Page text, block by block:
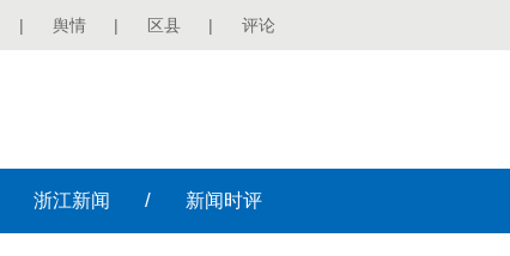
| 舆情 | 区县 | 评论
浙江新闻 / 新闻时评